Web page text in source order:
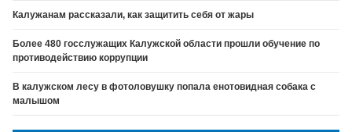
Калужанам рассказали, как защитить себя от жары
Более 480 госслужащих Калужской области прошли обучение по
противодействию коррупции
В калужском лесу в фотоловушку попала енотовидная собака с
малышом